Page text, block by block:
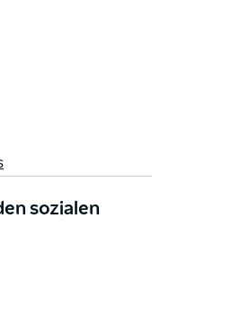
von der
darunter
Camping.
majestätischen
Fülle authentischer
Entdecken Sie auf dieser
sozialen